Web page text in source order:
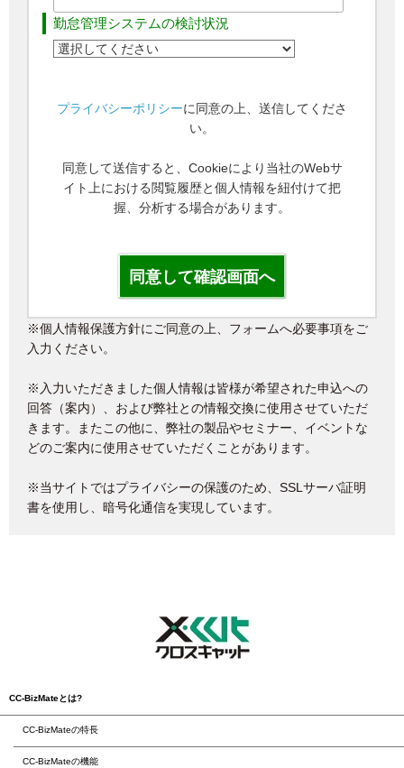
勤怠管理システムの検討状況
プライバシーポリシーに同意の上、送信してくださ
い。
同意して送信すると、Cookieにより当社のWebサ
イト上における閲覧履歴と個人情報を紐付けて把
握、分析する場合があります。
※個人情報保護方針にご同意の上、フォームへ必要事項をご
入力ください。
※入力いただきました個人情報は皆様が希望された申込への
回答（案内）、および弊社との情報交換に使用させていただ
きます。またこの他に、弊社の製品やセミナー、イベントな
どのご案内に使用させていただくことがあります。
※当サイトではプライバシーの保護のため、SSLサーバ証明
書を使用し、暗号化通信を実現しています。
CC-BizMateとは?
CC-BizMateの特長
CC-BizMateの機能